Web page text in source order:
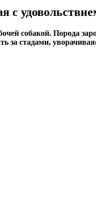
с
собакой. Порода
стадами,